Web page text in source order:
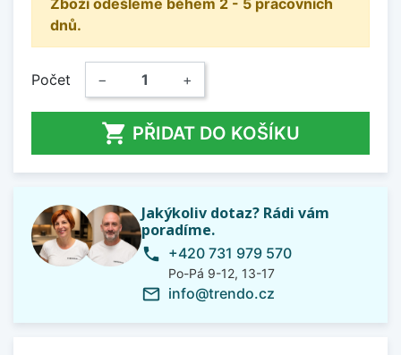
dnů.
Počet − +
 PŘIDAT DO KOŠÍKU
Jakýkoliv dotaz? Rádi vám
poradíme.
phone +420 731 979 570
Po-Pá 9-12, 13-17
mail_outline info@trendo.cz